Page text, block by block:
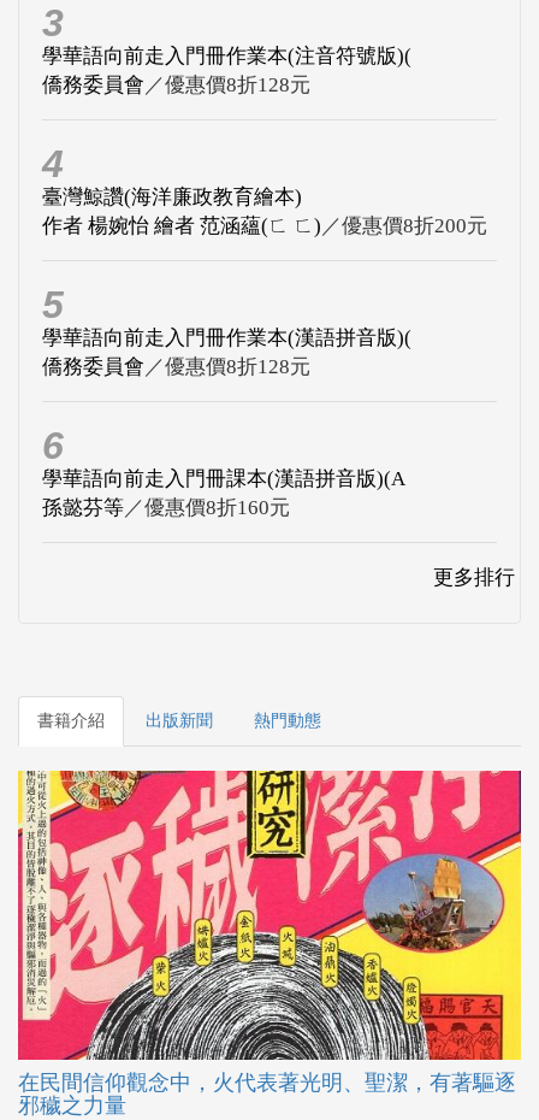
3
學華語向前走入門冊作業本(注音符號版)(
僑務委員會 ／優惠價8折128元
4
臺灣鯨讚(海洋廉政教育繪本)
作者 楊婉怡 繪者 范涵蘊(ㄈ ㄈ) ／優惠價8折200元
5
學華語向前走入門冊作業本(漢語拼音版)(
僑務委員會 ／優惠價8折128元
6
學華語向前走入門冊課本(漢語拼音版)(A
孫懿芬等／優惠價8折160元
更多排行
書籍介紹 出版新聞 熱門動態
在民間信仰觀念中，火代表著光明、聖潔，有著驅逐
邪穢之力量